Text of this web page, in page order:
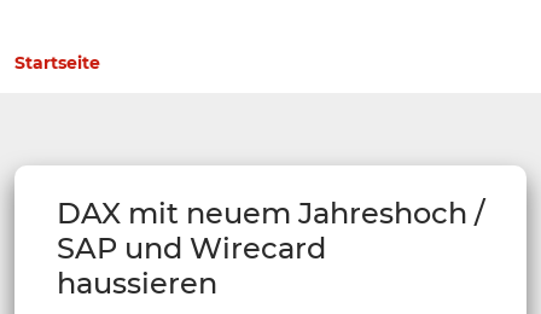
Startseite
DAX mit neuem Jahreshoch /
SAP und Wirecard
haussieren